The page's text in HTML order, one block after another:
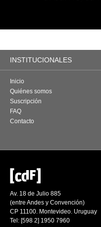
INSTITUCIONALES
Inicio
Quiénes somos
Suscripción
FAQ
Contacto
Av. 18 de Julio 885
(entre Andes y Convención)
CP 11100. Montevideo. Uruguay
Tel: [598 2] 1950 7960